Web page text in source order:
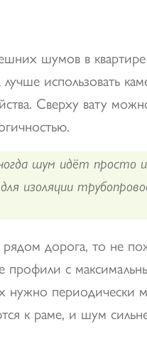
шумов в
использовать
Сверху вату
шум идёт просто
изоляции
дорога, то не
профили с
нужно периодически
к раме, и шум